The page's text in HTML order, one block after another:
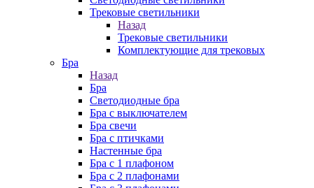
Трековые светильники
Назад
Трековые светильники
Комплектующие для трековых
Бра
Назад
Бра
Светодиодные бра
Бра с выключателем
Бра свечи
Бра с птичками
Настенные бра
Бра с 1 плафоном
Бра с 2 плафонами